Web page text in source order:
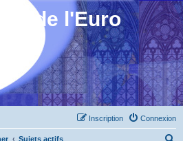
de l'Euro
Connexion
Inscription
Sujets actifs